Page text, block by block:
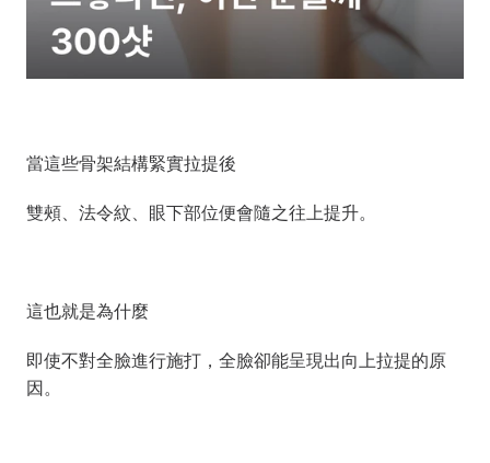
當這些骨架結構緊實拉提後
雙頰、法令紋、眼下部位便會隨之往上提升。
這也就是為什麼
即使不對全臉進行施打，全臉卻能呈現出向上拉提的原
因。